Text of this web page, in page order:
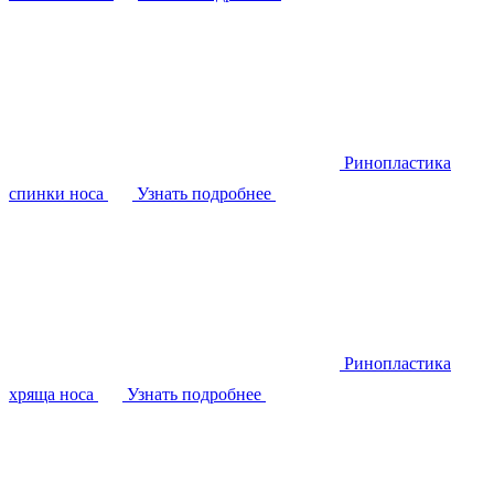
Ринопластика
спинки носа
Узнать подробнее
Ринопластика
хряща носа
Узнать подробнее